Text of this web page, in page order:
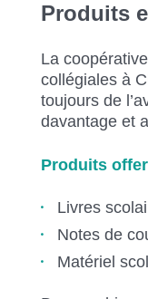
Produits
La
collégiales à
toujours de
davantage et
Produits
Livres
Notes de
Matériel